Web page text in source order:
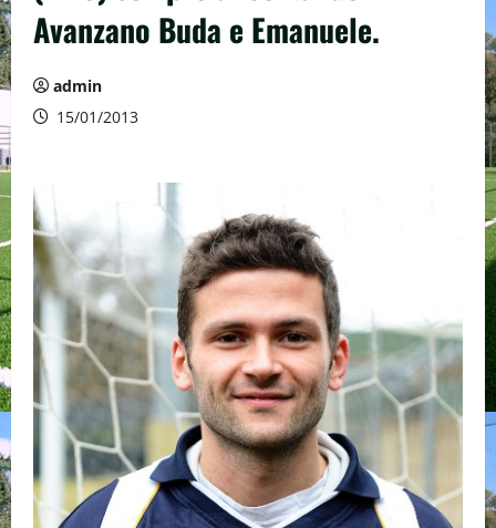
Avanzano Buda e Emanuele.
admin
15/01/2013